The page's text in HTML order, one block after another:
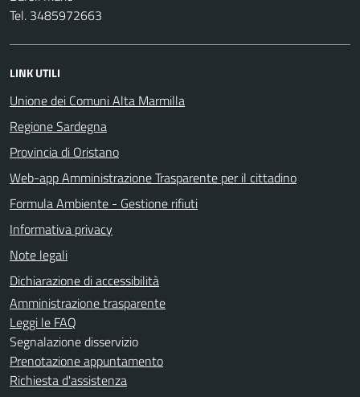
Tel. 3485972663
LINK UTILI
Unione dei Comuni Alta Marmilla
Regione Sardegna
Provincia di Oristano
Web-app Amministrazione Trasparente per il cittadino
Formula Ambiente - Gestione rifiuti
Informativa privacy
Note legali
Dichiarazione di accessibilità
Amministrazione trasparente
Leggi le FAQ
Segnalazione disservizio
Prenotazione appuntamento
Richiesta d'assistenza